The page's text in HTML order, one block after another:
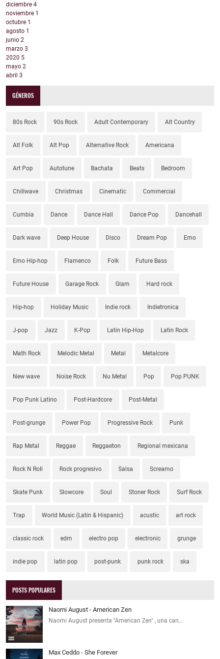
diciembre 4
noviembre 1
octubre 1
agosto 1
junio 2
marzo 3
2020 5
mayo 2
abril 3
GÉNEROS
80s Rock 90s Rock Adult Contemporary Alt Country
Alt Folk Alt Pop Alternative Rock Americana
Art Pop Autotune Bachata Beats Bedroom
Chillwave Christmas Cinematic Commercial
Cumbia Dance Dance Hall Dance Pop Dancehall
Dark wave Deep House Disco Dream Pop Emo
Emo Hip-hop Flamenco Folk Future Bass
Future House Garage Rock Glam Hard rock
Hip-hop Holiday Music Indie rock Indietronica
J-pop Jazz K-Pop Latin Hip-Hop Latin Rock
Math Rock Melodic Metal Metal Metalcore
New wave Noise Rock Nu Metal Pop Pop PUNK
Pop Punk Latino Post-Hardcore Post-Metal
Post-grunge Power Pop Progressive Rock Punk
Rap Metal Reggae Reggaeton Regional mexicana
Rock N Roll Rock progresivo Salsa Screamo
Skate Punk Slowcore Soul Stoner Rock Surf Rock
Trap World Music (Latin & Hispanic) acustic art rock
classic rock edm electro pop electronic grunge
indie pop latin pop post-punk punk rock ska
POSTS POPULARES
Naomi August - American Zen
Naomi August presenta "American Zen" , una can…
Max Ceddo - She Forever